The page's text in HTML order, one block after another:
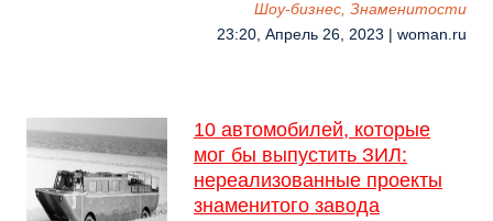
Шоу-бизнес, Знаменитости
23:20, Апрель 26, 2023 | woman.ru
10 автомобилей, которые
мог бы выпустить ЗИЛ:
нереализованные проекты
знаменитого завода